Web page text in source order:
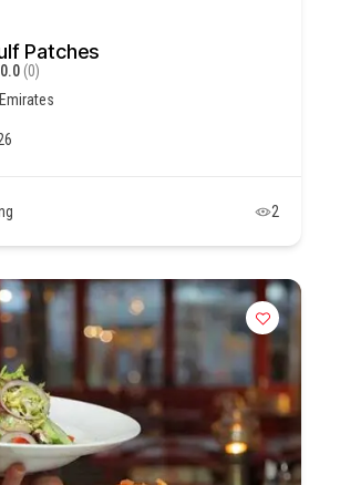
Patches
0.0 (0)
2